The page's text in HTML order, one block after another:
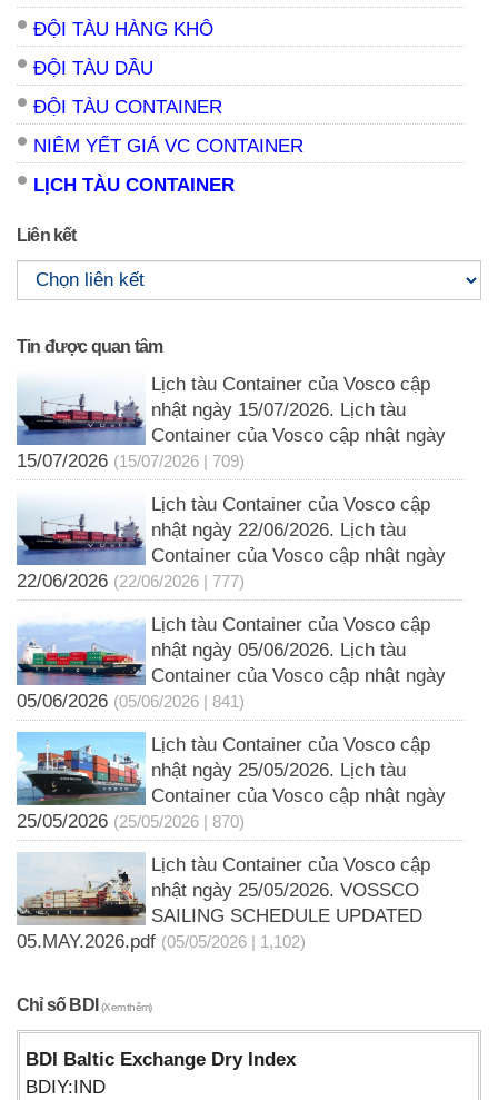
ĐỘI TÀU HÀNG KHÔ
ĐỘI TÀU DẦU
ĐỘI TÀU CONTAINER
NIÊM YẾT GIÁ VC CONTAINER
LỊCH TÀU CONTAINER
Liên kết
Tin được quan tâm
Lịch tàu Container của Vosco cập
nhật ngày 15/07/2026. Lịch tàu
Container của Vosco cập nhật ngày
15/07/2026 (15/07/2026 | 709)
Lịch tàu Container của Vosco cập
nhật ngày 22/06/2026. Lịch tàu
Container của Vosco cập nhật ngày
22/06/2026 (22/06/2026 | 777)
Lịch tàu Container của Vosco cập
nhật ngày 05/06/2026. Lịch tàu
Container của Vosco cập nhật ngày
05/06/2026 (05/06/2026 | 841)
Lịch tàu Container của Vosco cập
nhật ngày 25/05/2026. Lịch tàu
Container của Vosco cập nhật ngày
25/05/2026 (25/05/2026 | 870)
Lịch tàu Container của Vosco cập
nhật ngày 25/05/2026. VOSSCO
SAILING SCHEDULE UPDATED
05.MAY.2026.pdf (05/05/2026 | 1,102)
Chỉ số BDI(Xem thêm)
BDI Baltic Exchange Dry Index
BDIY:IND